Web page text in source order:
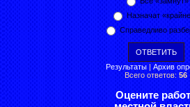
Назначат
Справедливо
Результаты | Архив
Всего ответов: 56
Оцените